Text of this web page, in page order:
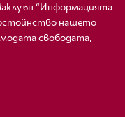
“Информацията
нашето
свободата,